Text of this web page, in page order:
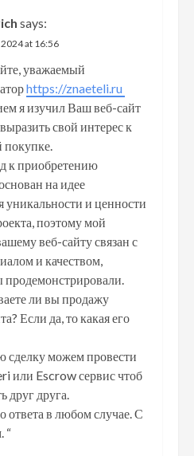
says:
at 16:56
уважаемый
https://znaeteli.ru
я изучил Ваш веб-сайт
свой интерес к
к приобретению
на идее
уникальности и ценности
поэтому мой
веб-сайту связан с
и качеством,
продемонстрировали.
ли вы продажу
Если да, то какая его
сделку можем провести
или Escrow сервис чтоб
друг друга.
ответа в любом случае. С
“